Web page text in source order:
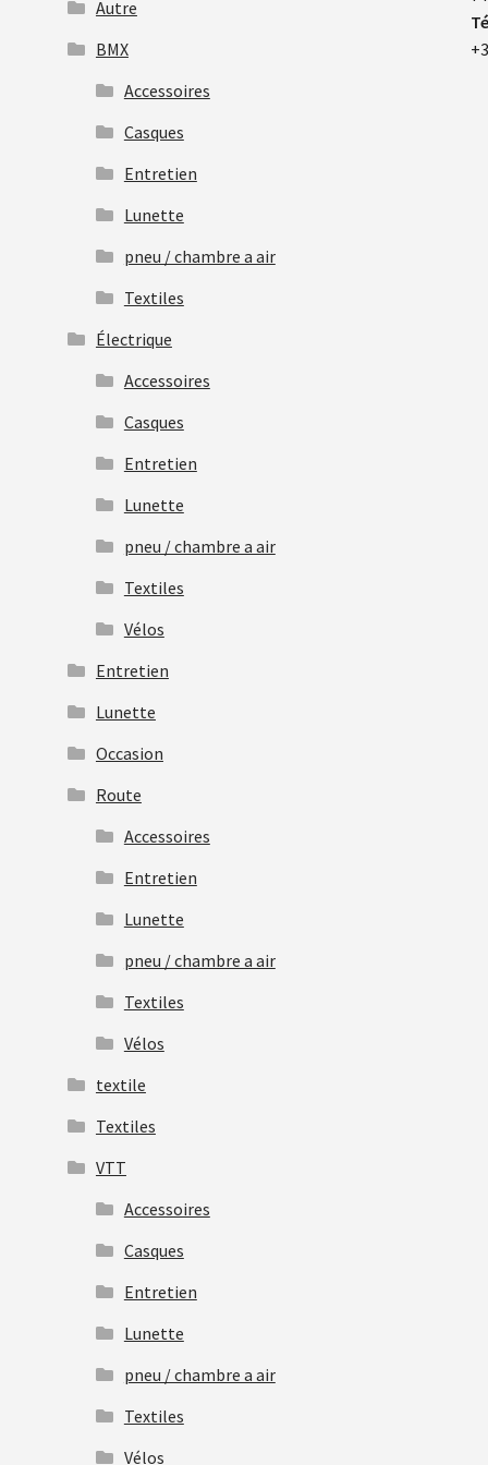
Autre
BMX
Accessoires
Casques
Entretien
Lunette
pneu / chambre a air
Textiles
Électrique
Accessoires
Casques
Entretien
Lunette
pneu / chambre a air
Textiles
Vélos
Entretien
Lunette
Occasion
Route
Accessoires
Entretien
Lunette
pneu / chambre a air
Textiles
Vélos
textile
Textiles
VTT
Accessoires
Casques
Entretien
Lunette
pneu / chambre a air
Textiles
Vélos